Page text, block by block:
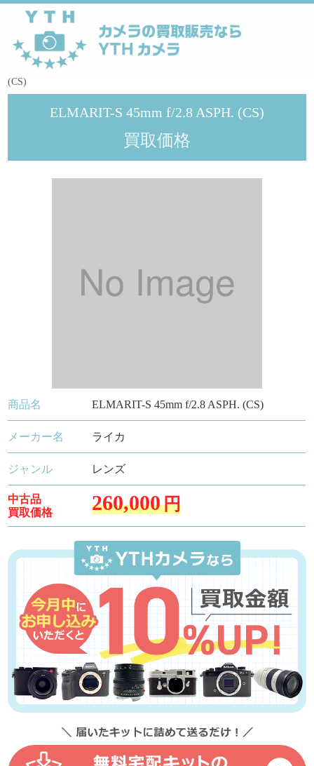
YTHカメラ >
(CS)
ELMARIT-S 45mm f/2.8 ASPH. (CS)
買取価格
商品名 ELMARIT-S 45mm f/2.8 ASPH. (CS)
メーカー名 ライカ
ジャンル レンズ
中古品
買取価格
260,000円